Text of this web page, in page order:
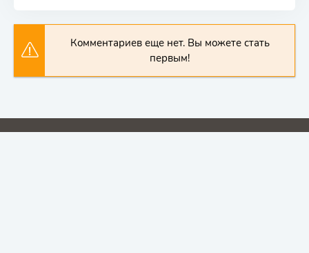
Комментариев еще нет. Вы можете стать
первым!